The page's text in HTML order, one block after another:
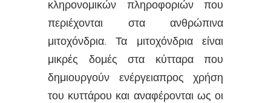
κληρονομικών πληροφοριών που
περιέχονται στα ανθρώπινα
μιτοχόνδρια. Τα μιτοχόνδρια είναι
μικρές δομές στα κύτταρα που
δημιουργούν ενέργειαπρος χρήση
του κυττάρου και αναφέρονται ως οι